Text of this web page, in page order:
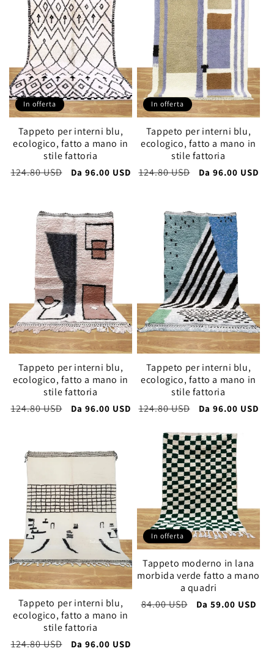
In offerta
Tappeto per interni blu,
ecologico, fatto a mano in
stile fattoria
Prezzo
124.80 USD
Prezzo
Da 96.00 USD
In offerta
Tappeto per interni blu,
ecologico, fatto a mano in
stile fattoria
Prezzo
124.80 USD
Prezzo
Da 96.00 USD
Tappeto per interni blu,
ecologico, fatto a mano in
stile fattoria
Prezzo
124.80 USD
Prezzo
Da 96.00 USD
Tappeto per interni blu,
ecologico, fatto a mano in
stile fattoria
Prezzo
listino
124.80 USD
Prezzo
Da 96.00 USD
Tappeto per interni blu,
ecologico, fatto a mano in
stile fattoria
Prezzo
124.80 USD
Prezzo
Da 96.00 USD
In offerta
Tappeto moderno in lana
morbida verde fatto a mano
a quadri
Prezzo
84.00 USD
Prezzo
Da 59.00 USD